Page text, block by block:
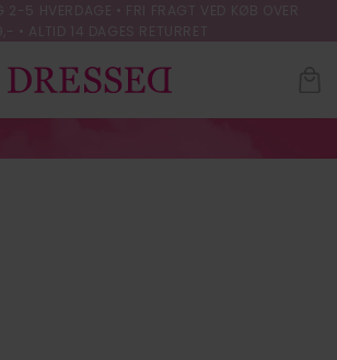
2-5 HVERDAGE • FRI FRAGT VED KØB OVER
• ALTID 14 DAGES RETURRET